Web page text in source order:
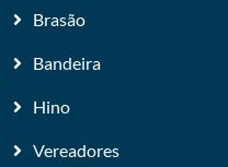
Brasão
Bandeira
Hino
Vereadores